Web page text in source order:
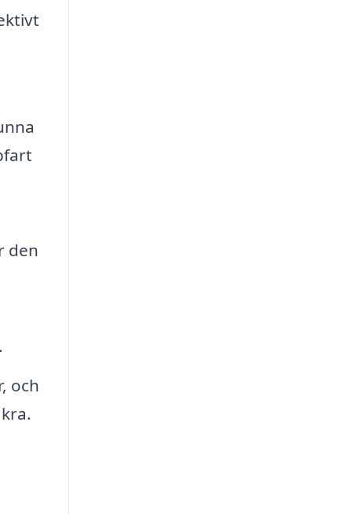
den
och